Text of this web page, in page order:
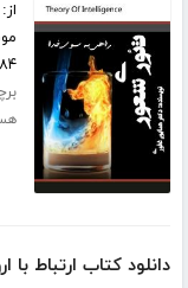
۸۴ صفحه
دانلود کتاب ارتباط با